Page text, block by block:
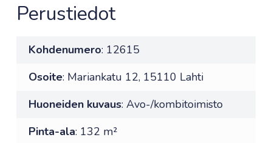
Perustiedot
Kohdenumero: 12615
Osoite: Mariankatu 12, 15110 Lahti
Huoneiden kuvaus: Avo-/kombitoimisto
Pinta-ala: 132 m²